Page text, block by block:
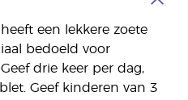
een lekkere zoete
bedoeld voor
drie keer per dag,
Geef kinderen van 3